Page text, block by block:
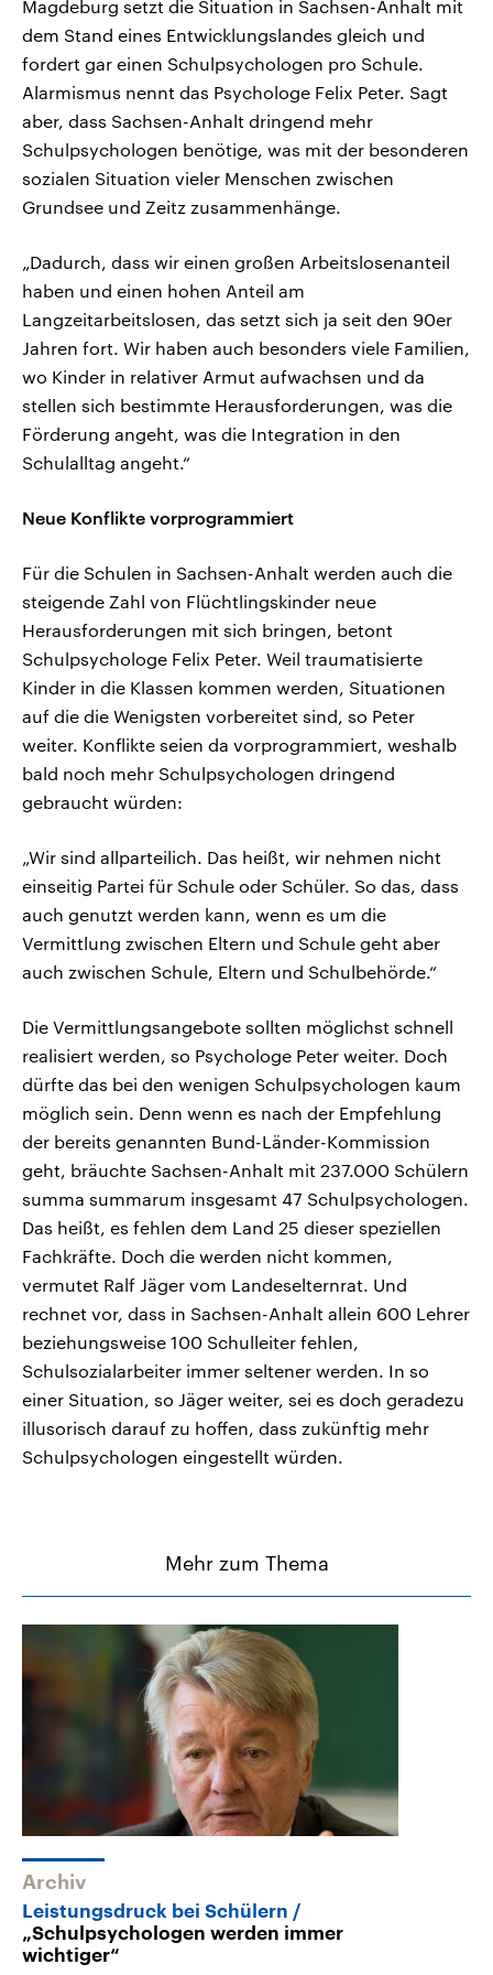
Magdeburg setzt die Situation in Sachsen-Anhalt mit
dem Stand eines Entwicklungslandes gleich und
fordert gar einen Schulpsychologen pro Schule.
Alarmismus nennt das Psychologe Felix Peter. Sagt
aber, dass Sachsen-Anhalt dringend mehr
Schulpsychologen benötige, was mit der besonderen
sozialen Situation vieler Menschen zwischen
Grundsee und Zeitz zusammenhänge.
„Dadurch, dass wir einen großen Arbeitslosenanteil
haben und einen hohen Anteil am
Langzeitarbeitslosen, das setzt sich ja seit den 90er
Jahren fort. Wir haben auch besonders viele Familien,
wo Kinder in relativer Armut aufwachsen und da
stellen sich bestimmte Herausforderungen, was die
Förderung angeht, was die Integration in den
Schulalltag angeht.“
Neue Konflikte vorprogrammiert
Für die Schulen in Sachsen-Anhalt werden auch die
steigende Zahl von Flüchtlingskinder neue
Herausforderungen mit sich bringen, betont
Schulpsychologe Felix Peter. Weil traumatisierte
Kinder in die Klassen kommen werden, Situationen
auf die die Wenigsten vorbereitet sind, so Peter
weiter. Konflikte seien da vorprogrammiert, weshalb
bald noch mehr Schulpsychologen dringend
gebraucht würden:
„Wir sind allparteilich. Das heißt, wir nehmen nicht
einseitig Partei für Schule oder Schüler. So das, dass
auch genutzt werden kann, wenn es um die
Vermittlung zwischen Eltern und Schule geht aber
auch zwischen Schule, Eltern und Schulbehörde.“
Die Vermittlungsangebote sollten möglichst schnell
realisiert werden, so Psychologe Peter weiter. Doch
dürfte das bei den wenigen Schulpsychologen kaum
möglich sein. Denn wenn es nach der Empfehlung
der bereits genannten Bund-Länder-Kommission
geht, bräuchte Sachsen-Anhalt mit 237.000 Schülern
summa summarum insgesamt 47 Schulpsychologen.
Das heißt, es fehlen dem Land 25 dieser speziellen
Fachkräfte. Doch die werden nicht kommen,
vermutet Ralf Jäger vom Landeselternrat. Und
rechnet vor, dass in Sachsen-Anhalt allein 600 Lehrer
beziehungsweise 100 Schulleiter fehlen,
Schulsozialarbeiter immer seltener werden. In so
einer Situation, so Jäger weiter, sei es doch geradezu
illusorisch darauf zu hoffen, dass zukünftig mehr
Schulpsychologen eingestellt würden.
Mehr zum Thema
Archiv
Leistungsdruck bei Schülern
„Schulpsychologen werden immer
wichtiger“